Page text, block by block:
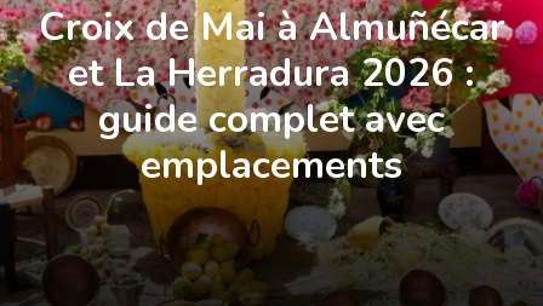
Croix de Mai à Almuñécar
et La Herradura 2026 :
guide complet avec
emplacements